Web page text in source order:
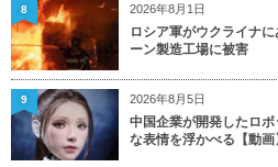
2026年8月1日
ロシア軍がウクライナ
ーン製造工場に被害
8
2026年8月5日
中国企業が開発したロ
な表情を浮かべる【動画
9